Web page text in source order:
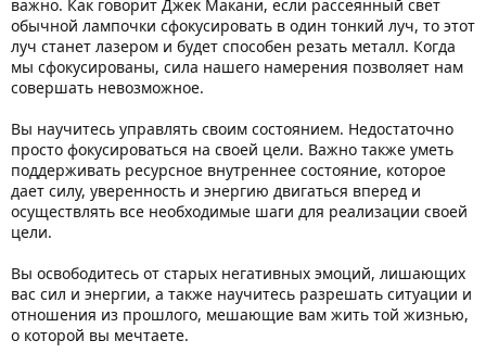
важно. Как говорит Джек Макани, если рассеянный свет
обычной лампочки сфокусировать в один тонкий луч, то этот
луч станет лазером и будет способен резать металл. Когда
мы сфокусированы, сила нашего намерения позволяет нам
совершать невозможное.
Вы научитесь управлять своим состоянием. Недостаточно
просто фокусироваться на своей цели. Важно также уметь
поддерживать ресурсное внутреннее состояние, которое
дает силу, уверенность и энергию двигаться вперед и
осуществлять все необходимые шаги для реализации своей
цели.
Вы освободитесь от старых негативных эмоций, лишающих
вас сил и энергии, а также научитесь разрешать ситуации и
отношения из прошлого, мешающие вам жить той жизнью,
о которой вы мечтаете.